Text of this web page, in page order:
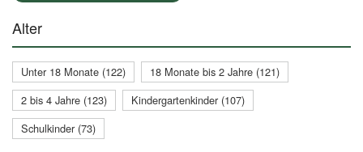
Alter
Unter 18 Monate (122)
18 Monate bis 2 Jahre (121)
2 bis 4 Jahre (123)
Kindergartenkinder (107)
Schulkinder (73)